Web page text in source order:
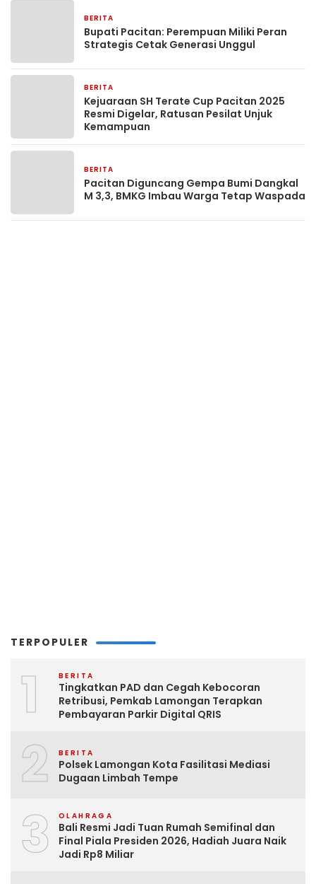
BERITA
Bupati Pacitan: Perempuan Miliki Peran
Strategis Cetak Generasi Unggul
BERITA
Kejuaraan SH Terate Cup Pacitan 2025
Resmi Digelar, Ratusan Pesilat Unjuk
Kemampuan
BERITA
Pacitan Diguncang Gempa Bumi Dangkal
M 3,3, BMKG Imbau Warga Tetap Waspada
TERPOPULER
1 BERITA
Tingkatkan PAD dan Cegah Kebocoran
Retribusi, Pemkab Lamongan Terapkan
Pembayaran Parkir Digital QRIS
2 BERITA
Polsek Lamongan Kota Fasilitasi Mediasi
Dugaan Limbah Tempe
3 OLAHRAGA
Bali Resmi Jadi Tuan Rumah Semifinal dan
Final Piala Presiden 2026, Hadiah Juara Naik
Jadi Rp8 Miliar